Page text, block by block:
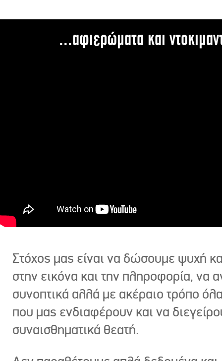
...αφιερώματα και
Στόχος μας είναι να δώσουμε ψυχή
στην εικόνα και την πληροφορία, να
συνοπτικά αλλά με ακέραιο τρόπο
που μας ενδιαφέρουν και να
συναισθηματικά θεατή.